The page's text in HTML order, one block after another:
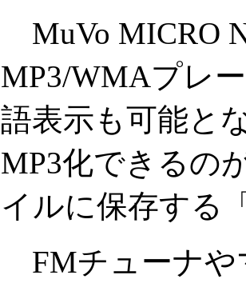
MuVo MICRO
MP3/WMAプレ
語表示も可能と
MP3化できるの
イルに保存する
FMチューナや